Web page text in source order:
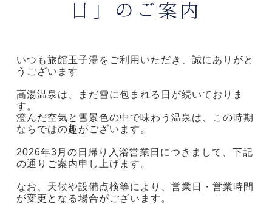
日」のご案内
いつも旅館玉子湯をご利用いただき、誠にありがと
うございます
高湯温泉は、まだ雪に包まれる日が続いておりま
す。
澄んだ空気と雪景色の中で味わう温泉は、この時期
ならではの趣がございます。
2026年3月の日帰り入浴営業日につきまして、下記
の通りご案内申し上げます。
なお、天候や設備点検等により、営業日・営業時間
が変更となる場合がございます。